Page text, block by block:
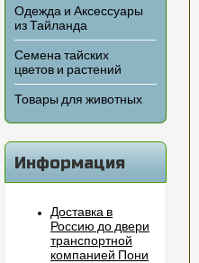
Одежда и Аксессуары
из Тайланда
Семена тайских
цветов и растений
Товары для животных
Информация
Доставка в
Россию до двери
транспортной
компанией Пони